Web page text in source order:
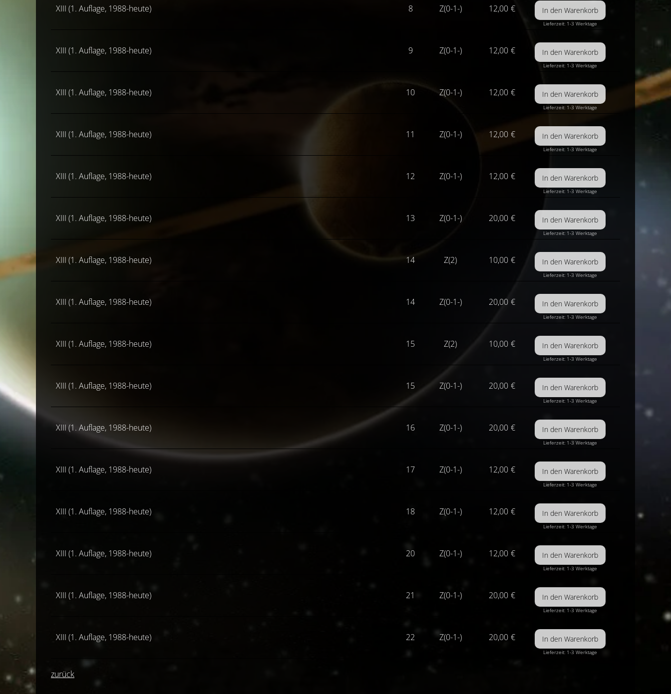
XIII (1. Auflage, 1988-heute) 8 Z(0-1-) 12,00 €
Lieferzeit: 1-3 Werktage
XIII (1. Auflage, 1988-heute) 9 Z(0-1-) 12,00 €
Lieferzeit: 1-3 Werktage
XIII (1. Auflage, 1988-heute) 10 Z(0-1-) 12,00 €
Lieferzeit: 1-3 Werktage
XIII (1. Auflage, 1988-heute) 11 Z(0-1-) 12,00 €
Lieferzeit: 1-3 Werktage
XIII (1. Auflage, 1988-heute) 12 Z(0-1-) 12,00 €
Lieferzeit: 1-3 Werktage
XIII (1. Auflage, 1988-heute) 13 Z(0-1-) 20,00 €
Lieferzeit: 1-3 Werktage
XIII (1. Auflage, 1988-heute) 14 Z(2) 10,00 €
Lieferzeit: 1-3 Werktage
XIII (1. Auflage, 1988-heute) 14 Z(0-1-) 20,00 €
Lieferzeit: 1-3 Werktage
XIII (1. Auflage, 1988-heute) 15 Z(2) 10,00 €
Lieferzeit: 1-3 Werktage
XIII (1. Auflage, 1988-heute) 15 Z(0-1-) 20,00 €
Lieferzeit: 1-3 Werktage
XIII (1. Auflage, 1988-heute) 16 Z(0-1-) 20,00 €
Lieferzeit: 1-3 Werktage
XIII (1. Auflage, 1988-heute) 17 Z(0-1-) 12,00 €
Lieferzeit: 1-3 Werktage
XIII (1. Auflage, 1988-heute) 18 Z(0-1-) 12,00 €
Lieferzeit: 1-3 Werktage
XIII (1. Auflage, 1988-heute) 20 Z(0-1-) 12,00 €
Lieferzeit: 1-3 Werktage
XIII (1. Auflage, 1988-heute) 21 Z(0-1-) 20,00 €
Lieferzeit: 1-3 Werktage
XIII (1. Auflage, 1988-heute) 22 Z(0-1-) 20,00 €
Lieferzeit: 1-3 Werktage
zurück